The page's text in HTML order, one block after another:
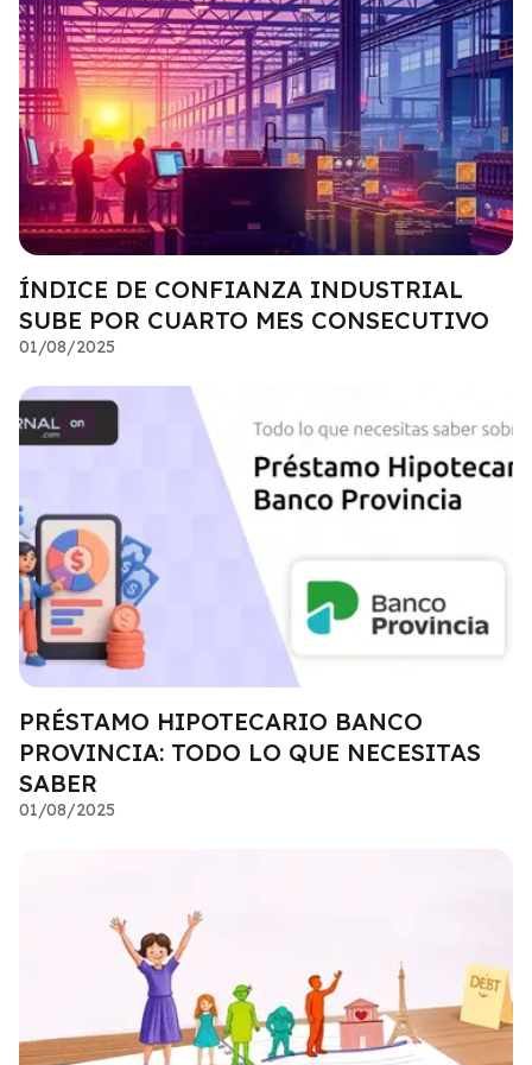
ÍNDICE DE CONFIANZA INDUSTRIAL
SUBE POR CUARTO MES CONSECUTIVO
01/08/2025
PRÉSTAMO HIPOTECARIO BANCO
PROVINCIA: TODO LO QUE NECESITAS
SABER
01/08/2025